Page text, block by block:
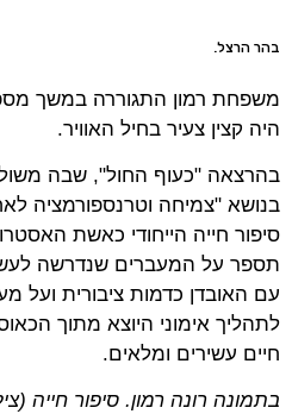
בהר הרצל.
משפחת רמון התגוררה במשך
היה קצין צעיר בחיל האוויר.
בהרצאה "כעוף החול", שבה
בנושא "צמיחה וטרנספורמציה
סיפור חייה הייחודי כאשת
תספר על המעברים שנדרשה
עם האובדן כדמות ציבורית ועל
לתהליך אימוני היוצא מתוך
חיים עשירים ומלאים.
בתמונה רונה רמון. סיפור חייה